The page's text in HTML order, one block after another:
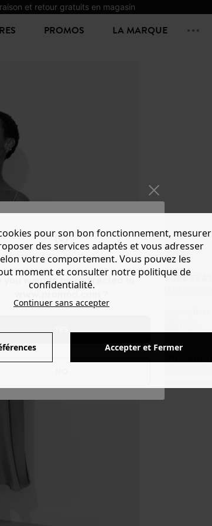
et retour gratuits en magasin
you want to be redirected to
PROMOS LA MARQUE
ROBE
Produit
Voir
pour son bon fonctionnement, mesurer
des services adaptés et vous adresser
votre comportement. Vous pouvez les
moment et consulter notre politique de
confidentialité.
Continuer sans accepter
Accepter et Fermer